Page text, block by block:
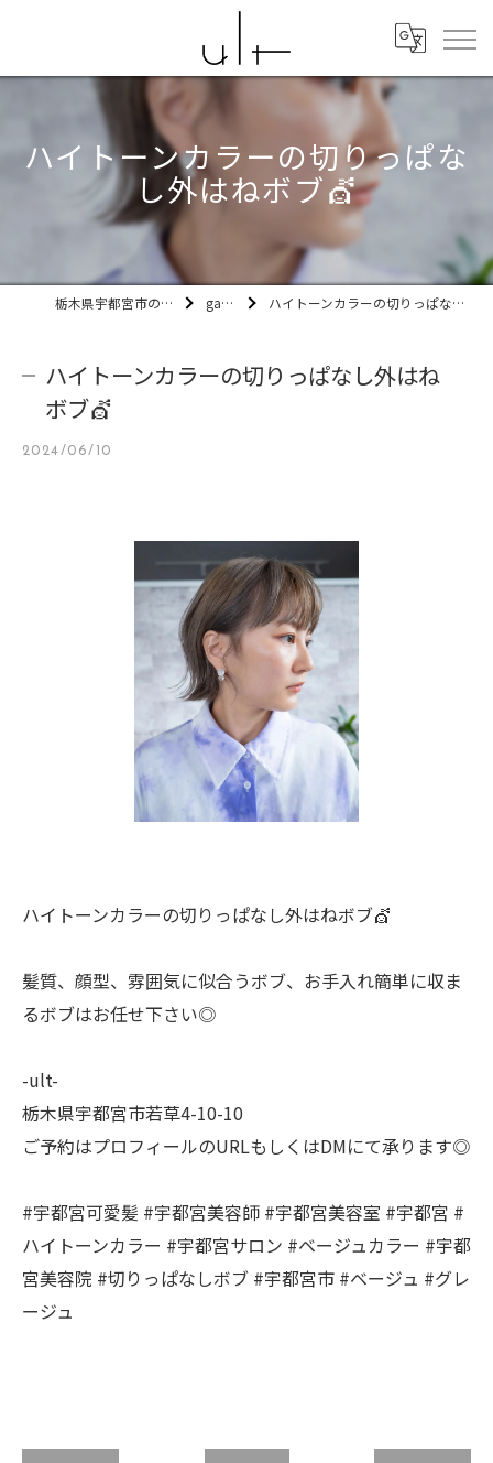
ハイトーンカラーの切りっぱな
し外はねボブ💇
栃木県宇都宮市の美容室ult gallery ハイトーンカラーの切りっぱなし外はねボブ💇
ハイトーンカラーの切りっぱなし外はね
ボブ💇
2024/06/10
ハイトーンカラーの切りっぱなし外はねボブ💇
髪質、顔型、雰囲気に似合うボブ、お手入れ簡単に収ま
るボブはお任せ下さい◎
-ult-
栃木県宇都宮市若草4-10-10
ご予約はプロフィールのURLもしくはDMにて承ります◎
#宇都宮可愛髪 #宇都宮美容師 #宇都宮美容室 #宇都宮 #
ハイトーンカラー #宇都宮サロン #ベージュカラー #宇都
宮美容院 #切りっぱなしボブ #宇都宮市 #ベージュ #グレ
ージュ